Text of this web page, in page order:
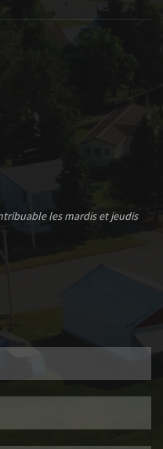
les mardis et jeudis